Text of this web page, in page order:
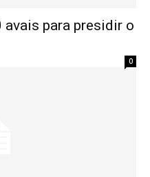
avais para presidir o
0